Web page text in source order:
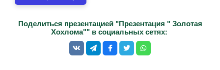
Поделиться презентацией "Презентация " Золотая
Хохлома"" в социальных сетях: